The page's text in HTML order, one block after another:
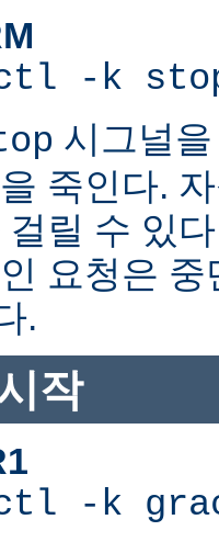
-k
시그널
죽인다.
릴 수 있
요청은
.
작
-k